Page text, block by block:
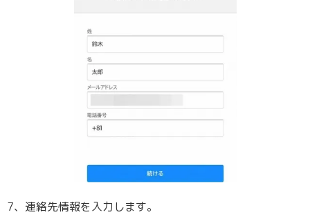
7、連絡先情報を入力します。